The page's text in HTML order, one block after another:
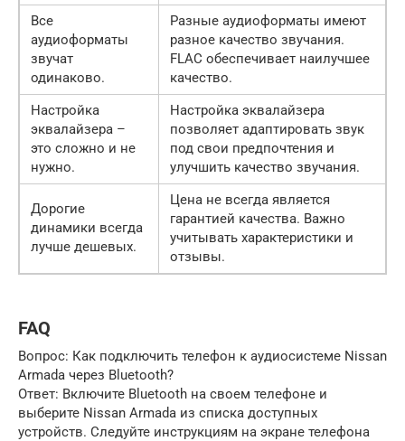
Все
аудиоформаты
звучат
одинаково.
Разные аудиоформаты имеют
разное качество звучания.
FLAC обеспечивает наилучшее
качество.
Настройка
эквалайзера –
это сложно и не
нужно.
Настройка эквалайзера
позволяет адаптировать звук
под свои предпочтения и
улучшить качество звучания.
Дорогие
динамики всегда
лучше дешевых.
Цена не всегда является
гарантией качества. Важно
учитывать характеристики и
отзывы.
FAQ
Вопрос: Как подключить телефон к аудиосистеме Nissan
Armada через Bluetooth?
Ответ: Включите Bluetooth на своем телефоне и
выберите Nissan Armada из списка доступных
устройств. Следуйте инструкциям на экране телефона